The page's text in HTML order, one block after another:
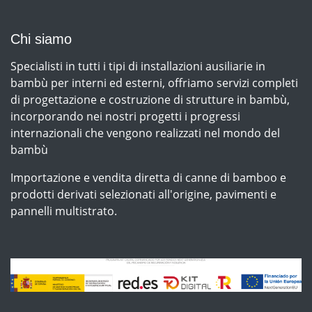
Chi siamo
Specialisti in tutti i tipi di installazioni ausiliarie in
bambù per interni ed esterni, offriamo servizi completi
di progettazione e costruzione di strutture in bambù,
incorporando nei nostri progetti i progressi
internazionali che vengono realizzati nel mondo del
bambù
Importazione e vendita diretta di canne di bamboo e
prodotti derivati selezionati all'origine, pavimenti e
pannelli multistrato.